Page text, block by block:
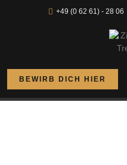
+49 (0 62 61) - 28 06
BEWIRB DICH HIER